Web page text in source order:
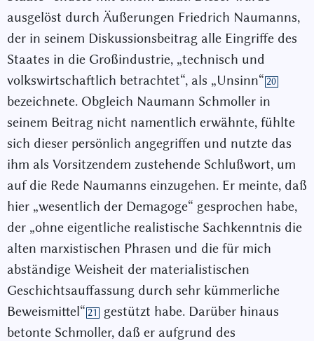
ausgelöst durch Äußerungen Friedrich Naumanns,
der in seinem Diskussionsbeitrag alle Eingriffe des
Staates in die Großindustrie, „technisch und
volkswirtschaftlich betrachtet“, als „Unsinn“ 20
bezeichnete. Obgleich Naumann Schmoller in
seinem Beitrag nicht namentlich erwähnte, fühlte
sich dieser persönlich angegriffen und nutzte das
ihm als Vorsitzendem zustehende Schlußwort, um
auf die Rede Naumanns einzugehen. Er meinte, daß
hier „wesentlich der Demagoge“ gesprochen habe,
der „ohne eigentliche realistische Sachkenntnis die
alten marxistischen Phrasen und die für mich
abständige Weisheit der materialistischen
Geschichtsauffassung durch sehr kümmerliche
Beweismittel“ 21
gestützt habe. Darüber hinaus
betonte Schmoller, daß er aufgrund des